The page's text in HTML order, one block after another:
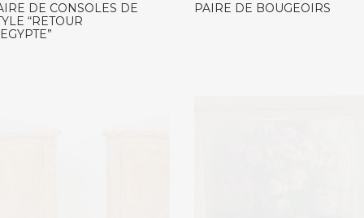
DE CONSOLES DE
“RETOUR
PAIRE DE BOUGEOIRS